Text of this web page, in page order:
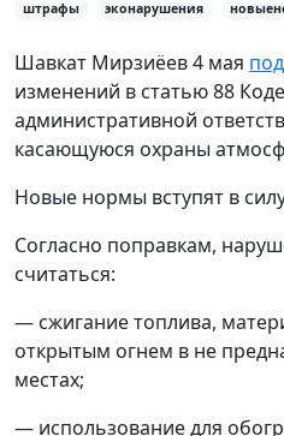
штрафы
эконарушения
Шавкат Мирзиёев 4 мая
изменений в статью 88
административной
касающуюся охраны
Новые нормы вступят в силу
Согласно поправкам,
считаться:
— сжигание топлива,
открытым огнем в не
местах;
— использование для